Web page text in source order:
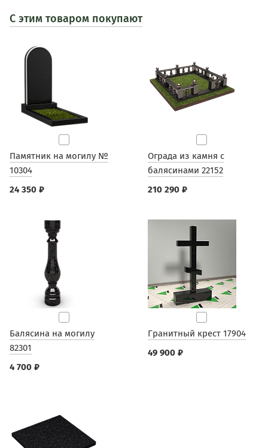
С этим товаром покупают
Памятник на могилу №
10304
24 350 ₽
Ограда из камня с
балясинами 22152
210 290 ₽
Балясина на могилу
82301
4 700 ₽
Гранитный крест 17904
49 900 ₽